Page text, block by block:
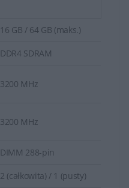
16 GB / 64 GB (maks.)
DDR4 SDRAM
3200 MHz
3200 MHz
DIMM 288-pin
2 (całkowita) / 1 (pusty)